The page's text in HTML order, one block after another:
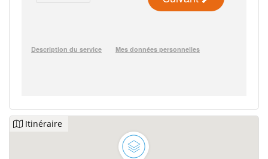
Itinéraire